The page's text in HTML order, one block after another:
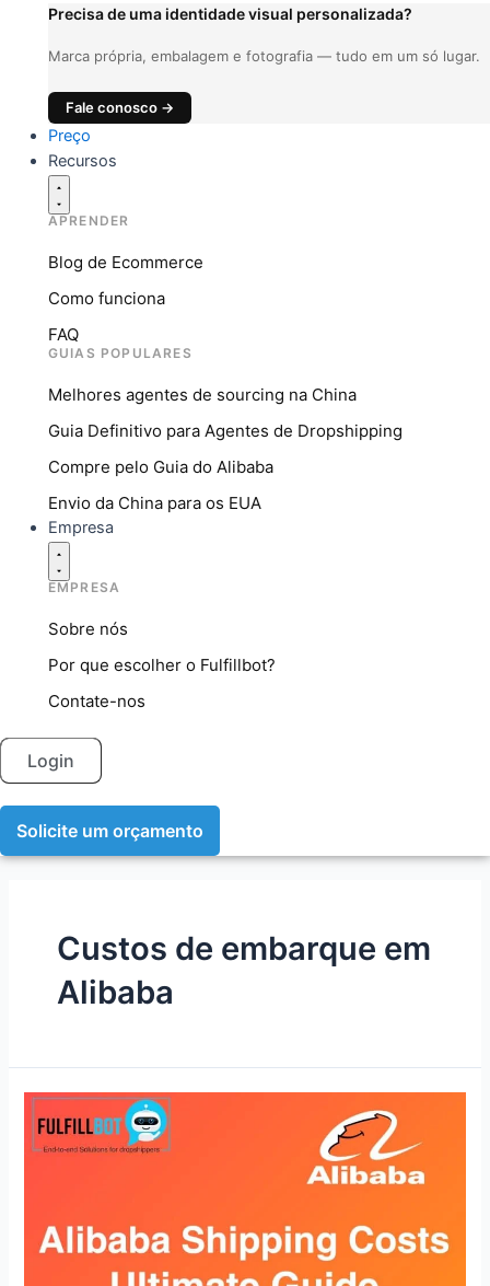
Precisa de uma identidade visual personalizada?
Marca própria, embalagem e fotografia — tudo em um só lugar.
Fale conosco →
Preço
Recursos
APRENDER
Blog de Ecommerce
Como funciona
FAQ
GUIAS POPULARES
Melhores agentes de sourcing na China
Guia Definitivo para Agentes de Dropshipping
Compre pelo Guia do Alibaba
Envio da China para os EUA
Empresa
EMPRESA
Sobre nós
Por que escolher o Fulfillbot?
Contate-nos
Login
Solicite um orçamento
Custos de embarque em
Alibaba